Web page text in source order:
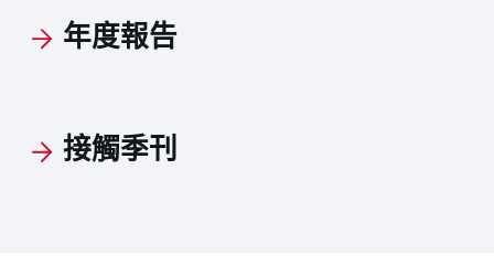
年度報告
接觸季刊